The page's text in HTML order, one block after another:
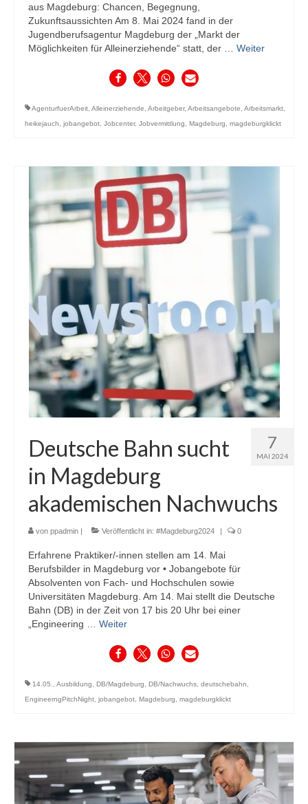
aus Magdeburg: Chancen, Begegnung,
Zukunftsaussichten Am 8. Mai 2024 fand in der
Jugendberufsagentur Magdeburg der „Markt der
Möglichkeiten für Alleinerziehende“ statt, der … Weiter
AgenturfuerArbeit, Alleinerziehende, Arbeitgeber, Arbeitsangebote, Arbeitsmarkt,
heikejauch, jobangebot, Jobcenter, Jobvermittlung, Magdeburg, magdeburgklickt
7
MAI 2024
Deutsche Bahn sucht
in Magdeburg
akademischen Nachwuchs
von ppadmin Veröffentlicht in: #Magdeburg2024 0
Erfahrene Praktiker/-innen stellen am 14. Mai
Berufsbilder in Magdeburg vor • Jobangebote für
Absolventen von Fach- und Hochschulen sowie
Universitäten Magdeburg. Am 14. Mai stellt die Deutsche
Bahn (DB) in der Zeit von 17 bis 20 Uhr bei einer
„Engineering … Weiter
14.05., Ausbildung, DB/Magdeburg, DB/Nachwuchs, deutschebahn,
EngineerngPitchNight, jobangebot, Magdeburg, magdeburgklickt